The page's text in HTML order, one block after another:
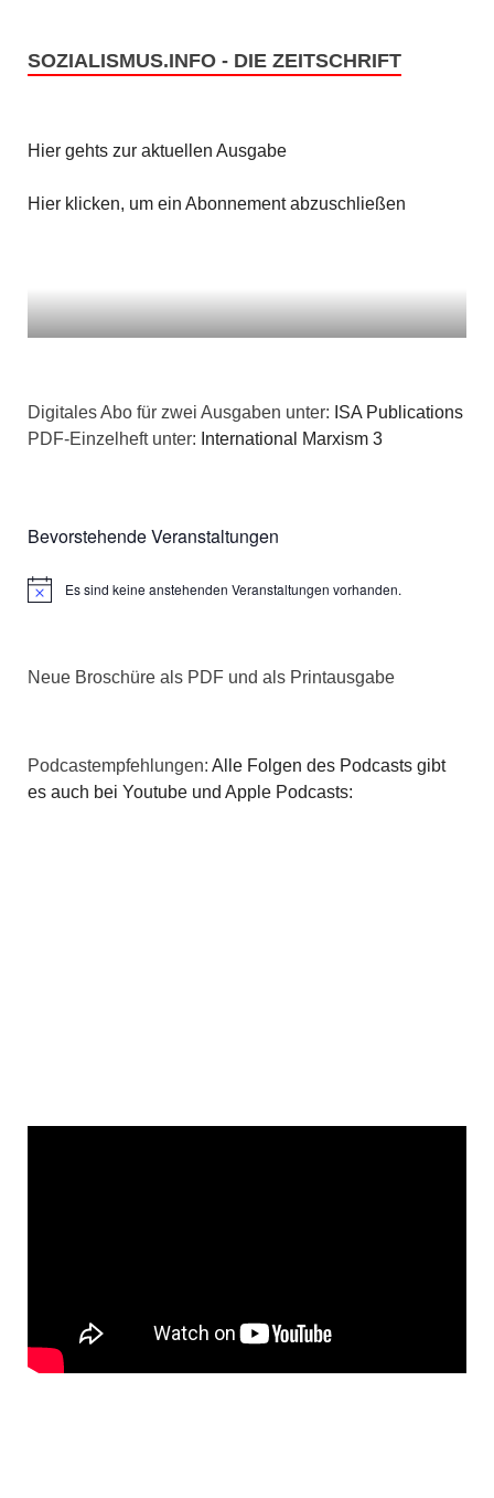
SOZIALISMUS.INFO - DIE ZEITSCHRIFT
Hier gehts zur aktuellen Ausgabe
Hier klicken, um ein Abonnement abzuschließen
Digitales Abo für zwei Ausgaben unter: ISA Publications
PDF-Einzelheft unter: International Marxism 3
Bevorstehende Veranstaltungen
HinweisEs sind keine anstehenden Veranstaltungen vorhanden.
Neue Broschüre als PDF und als Printausgabe
Podcastempfehlungen: Alle Folgen des Podcasts gibt
es auch bei Youtube und Apple Podcasts: